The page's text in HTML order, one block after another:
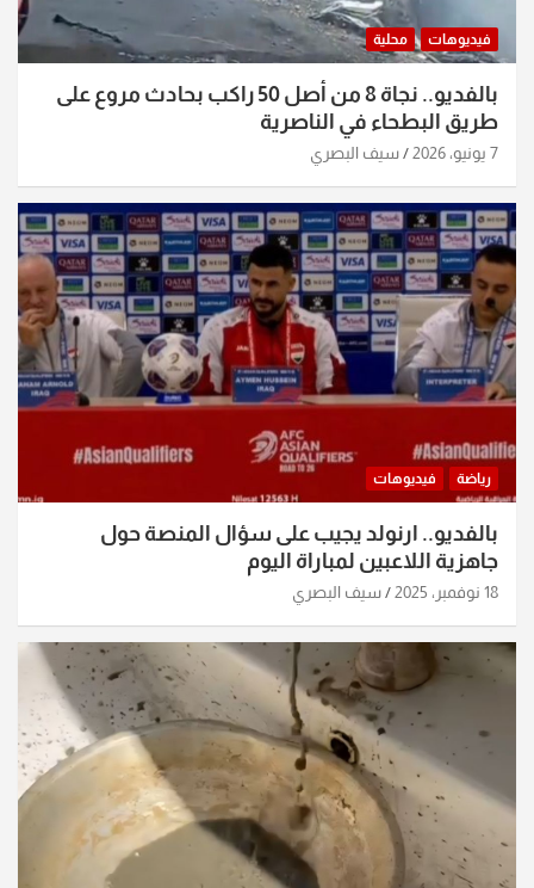
فيديوهات محلية
بالفديو.. نجاة 8 من أصل 50 راكب بحادث مروع على
طريق البطحاء في الناصرية
7 يونيو، 2026 سيف البصري
رياضة فيديوهات
بالفديو.. ارنولد يجيب على سؤال المنصة حول
جاهزية اللاعبين لمباراة اليوم
18 نوفمبر، 2025 سيف البصري